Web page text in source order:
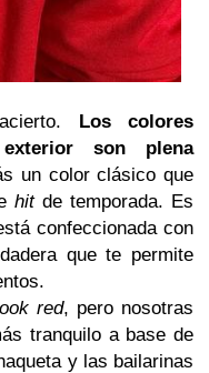
Los colores
son plena
un color clásico que
hit de temporada. Es
confeccionada con
que te permite
red, pero nosotras
tranquilo a base de
y las bailarinas